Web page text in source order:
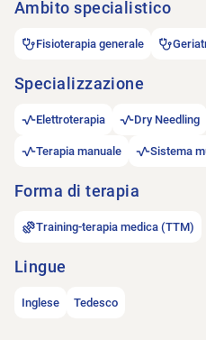
Ambito specialistico
Fisioterapia generale
Specializzazione
Elettroterapia Dry Needling
Terapia manuale Sistema
Forma di terapia
Training-terapia medica (TTM)
Lingue
Inglese Tedesco